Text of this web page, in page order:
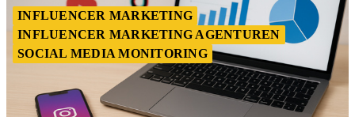
INFLUENCER MARKETING
INFLUENCER MARKETING AGENTUREN
SOCIAL MEDIA MONITORING